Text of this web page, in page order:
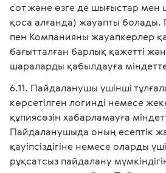
сот және өзге де шығыстар мен
қоса алғанда) жауапты
пен Компанияны жауапкерлер
бағытталған барлық қажетті
шараларды қабылдауға
Пайдаланушы үшінші
көрсетілген логинді немесе
құпиясөзін хабарламауға
Пайдаланушыда оның есептік
қауіпсіздігіне немесе оларды
рұқсатсыз пайдалану